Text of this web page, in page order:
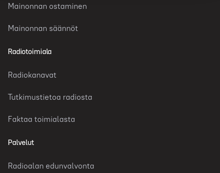
Mainonnan ostaminen
Mainonnan säännöt
Radiotoimiala
Radiokanavat
Tutkimustietoa radiosta
Faktaa toimialasta
Palvelut
Radioalan edunvalvonta